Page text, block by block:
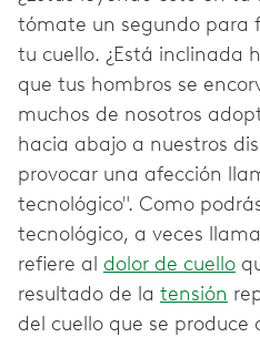
tómate un segundo para
tu cuello. ¿Está inclinada
que tus hombros se
muchos de nosotros
hacia abajo a nuestros
provocar una afección
tecnológico". Como
tecnológico, a veces
refiere al dolor de cuello
resultado de la tensión
del cuello que se